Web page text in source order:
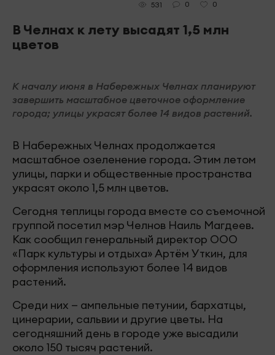
531 0 0
В Челнах к лету высадят 1,5 млн
цветов
К началу июня в Набережных Челнах планируют
завершить масштабное цветочное оформление
города; улицы украсят более 14 видов растений.
В Набережных Челнах продолжается
масштабное озеленение города. Этим летом
улицы, парки и общественные пространства
украсят около 1,5 млн цветов.
Сегодня теплицы города вместе со съемочной
группой посетил мэр Челнов Наиль Магдеев.
Как сообщил генеральный директор ООО
«Парк культуры и отдыха» Артём Уткин, для
оформления используют более 14 видов
растений.
Среди них — ампельные петунии, бархатцы,
цинерарии, сальвии и другие цветы. На
сегодняшний день в городе уже высадили
около 150 тысяч растений.